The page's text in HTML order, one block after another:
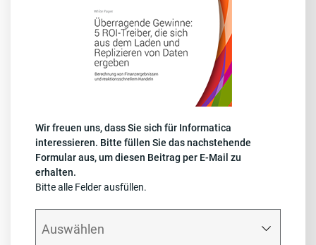
Wir freuen uns, dass Sie sich für Informatica
interessieren. Bitte füllen Sie das nachstehende
Formular aus, um diesen Beitrag per E-Mail zu
erhalten.
Bitte alle Felder ausfüllen.